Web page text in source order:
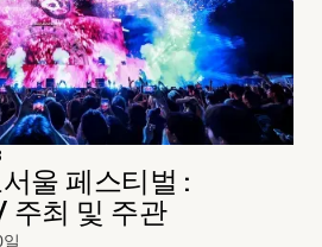
울 페스티벌 :
최 및 주관